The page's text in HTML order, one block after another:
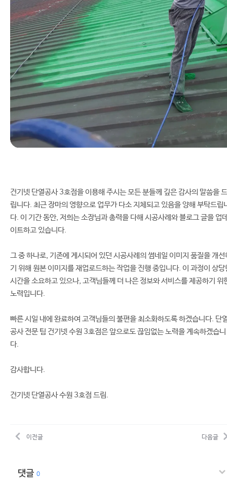
건기넷 단열공사 3호점을 이용해 주시는 모든 분들께 깊은 감사의 말씀을 드
립니다. 최근 장마의 영향으로 업무가 다소 지체되고 있음을 양해 부탁드립
다. 이 기간 동안, 저희는 소장님과 총력을 다해 시공사례와 블로그 글을 업
이트하고 있습니다.
그 중 하나로, 기존에 게시되어 있던 시공사례의 썸네일 이미지 품질을 개선
기 위해 원본 이미지를 재업로드하는 작업을 진행 중입니다. 이 과정이 상당
시간을 소요하고 있으나, 고객님들께 더 나은 정보와 서비스를 제공하기 위
노력입니다.
빠른 시일 내에 완료하여 고객님들의 불편을 최소화하도록 하겠습니다. 단
공사 전문 팀 건기넷 수원 3호점은 앞으로도 끊임없는 노력을 계속하겠습니
다.
감사합니다.
건기넷 단열공사 수원 3호점 드림.
이전글 다음글
댓글 0